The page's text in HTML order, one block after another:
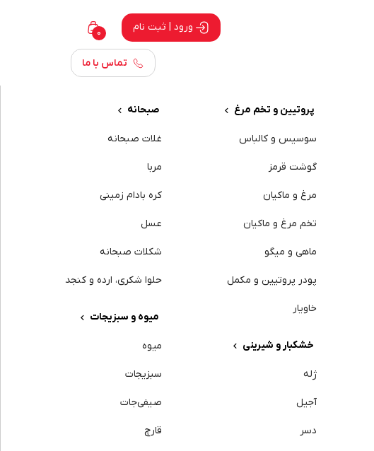
ورود | ثبت نام 0
تماس با ما
پروتیین و تخم مرغ
سوسیس و کالباس
گوشت قرمز
مرغ و ماکیان
تخم مرغ و ماکیان
ماهی و میگو
پودر پروتیین و مکمل
خاویار
خشکبار و شیرینی
ژله
آجیل
دسر
صبحانه
غلات صبحانه
مربا
کره بادام زمینی
عسل
شکلات صبحانه
حلوا شکری، ارده و کنجد
میوه و سبزیجات
میوه
سبزیجات
صیفی‌جات
قارچ